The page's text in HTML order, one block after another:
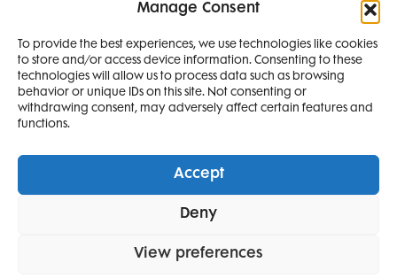
Manage Consent
To provide the best experiences, we use technologies like cookies
to store and/or access device information. Consenting to these
technologies will allow us to process data such as browsing
behavior or unique IDs on this site. Not consenting or
withdrawing consent, may adversely affect certain features and
functions.
Accept
Deny
View preferences
Pretplati se na časopis
PRETPLATITE SE
Elle ProjectsElle Beauty AwardsElle Style Awards
LifestyleDecoration